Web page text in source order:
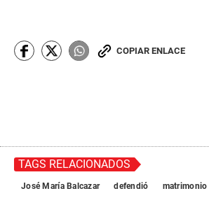
COPIAR ENLACE
TAGS RELACIONADOS
José María Balcazar defendió matrimonio